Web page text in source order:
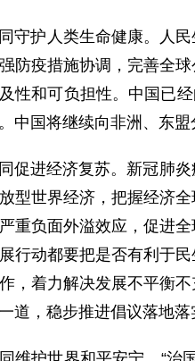
护人类生命健康。人民
防疫措施协调，完善全
性和可负担性。中国已
中国将继续向非洲、东盟
进经济复苏。新冠肺炎
型世界经济，把握经济
重负面外溢效应，促进
行动都要把是否有利于
，着力解决发展不平衡
道，稳步推进倡议落地落